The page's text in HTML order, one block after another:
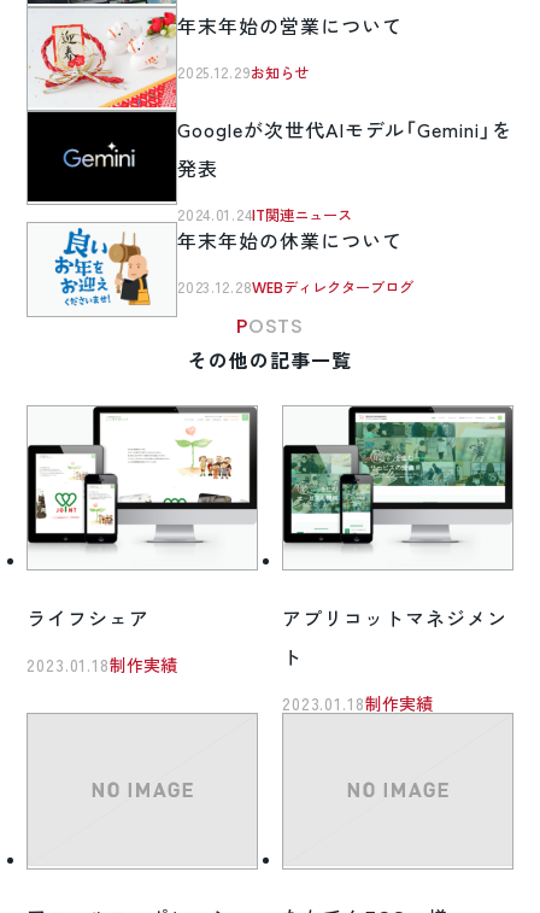
年末年始の営業について
2025.12.29お知らせ
Googleが次世代AIモデル「Gemini」を
発表
2024.01.24IT関連ニュース
年末年始の休業について
2023.12.28WEBディレクターブログ
POSTS
その他の記事一覧
ライフシェア
2023.01.18制作実績
アプリコットマネジメン
ト
2023.01.18制作実績